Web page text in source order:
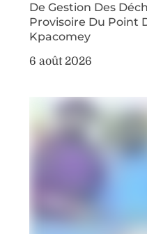
De Gestion Des
Provisoire Du Point
Kpacomey
6 août 2026